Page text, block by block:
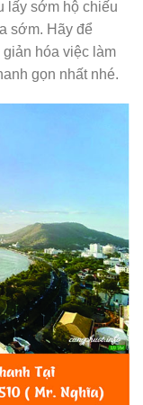
lấy sớm hộ chiếu
sớm. Hãy để
hóa việc làm
gọn nhất nhé.